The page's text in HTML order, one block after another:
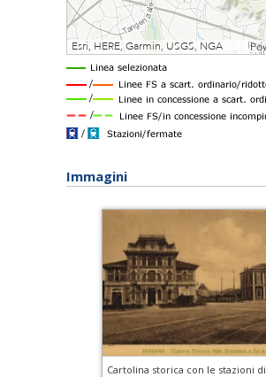
Immagini
Cartolina storica con le stazioni di